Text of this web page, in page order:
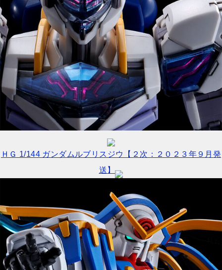
ＨＧ 1/144 ガンダムルブリスジウ【２次：２０２３年９月発
送】